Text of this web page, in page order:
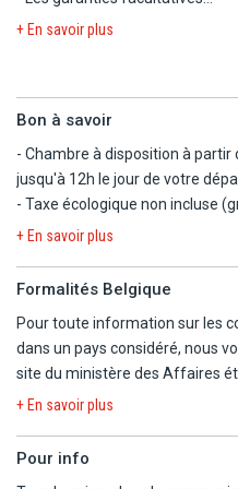
- Les autres repas et les boissons
+ En savoir plus
Bon à savoir
- Chambre à disposition à
jusqu'à 12h le jour de votre
- Taxe écologique non incluse
personne sauf pour les moins de
- Chambres non-fumeurs.
- Dîners Noël (24/12, en option)
- Hôtel non adapté aux
- Le maldivien est la langue
la seconde langue. Le français
majoritairement anglophone.
+ En savoir plus
Formalités Belgique
Pour toute information sur les
dans un pays considéré, nous
site du ministère des Affaires
https://diplomatie.belgium.be/
+ En savoir plus
Pour info